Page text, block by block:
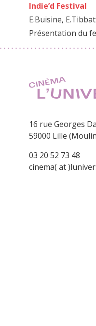
Indie’d Festival
E.Buisine,
Présentation du
16 rue Georges
59000 Lille
03 20 52 73 48
cinema( at